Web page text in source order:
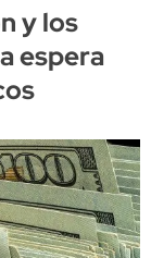
y los
espera